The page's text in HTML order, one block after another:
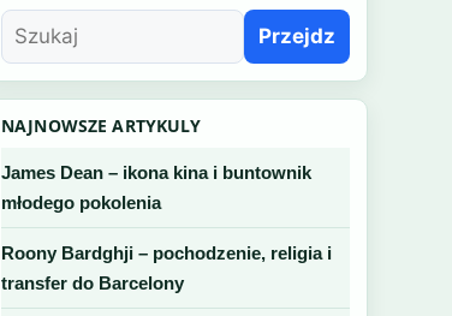
Przejdz
NAJNOWSZE ARTYKULY
James Dean – ikona kina i buntownik
młodego pokolenia
Roony Bardghji – pochodzenie, religia i
transfer do Barcelony